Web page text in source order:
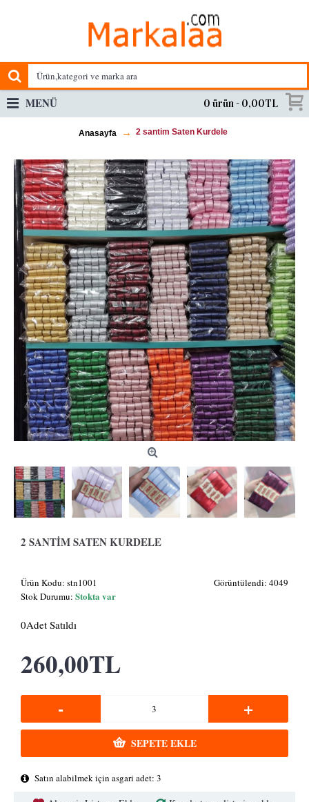
0 ürün - 0,00TL
MENÜ
Anasayfa 2 santim Saten Kurdele
2 SANTIM SATEN KURDELE
Görüntülendi: 4049
Ürün Kodu: stn1001
Stok Durumu: Stokta var
0Adet Satıldı
260,00TL
- +
SEPETE EKLE
Satın alabilmek için asgari adet: 3